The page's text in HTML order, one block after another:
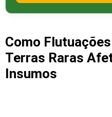
Como
Terras Raras
Insumos